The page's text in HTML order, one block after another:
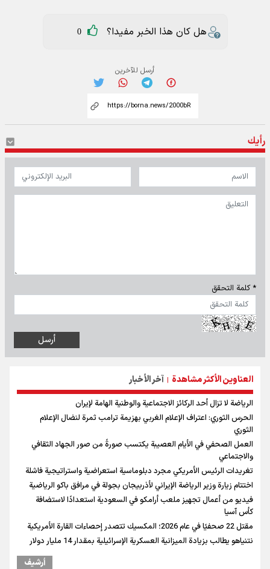
هل كان هذا الخبر مفيدا؟ 0
أرسل للآخرين
رأيك
* كلمة التحقق
العناوين الأكثر مشاهدة | آخر الأخبار
الرياضة لا تزال أحد الركائز الاجتماعية والوطنية الهامة لإيران
الحرس الثوري: اعتراف الإعلام الغربي بهزيمة ترامب ثمرة لنضال الإعلام
الثوري
العمل الصحفي في الأيام العصيبة يكتسب صورةً من صور الجهاد الثقافي
والاجتماعي
تغريدات الرئيس الأمريكي مجرد دبلوماسية استعراضية واستراتيجية فاشلة
اختتام زيارة وزير الرياضة الإيراني لأذربيجان بجولة في مرافق باكو الرياضية
فيديو من أعمال تجهيز ملعب أرامكو في السعودية استعدادًا لاستضافة
كأس آسيا
مقتل 22 صحفيًا في عام 2026؛ المكسيك تتصدر إحصاءات القارة الأمريكية
نتنياهو يطالب بزيادة الميزانية العسكرية الإسرائيلية بمقدار 14 مليار دولار
أرشیف